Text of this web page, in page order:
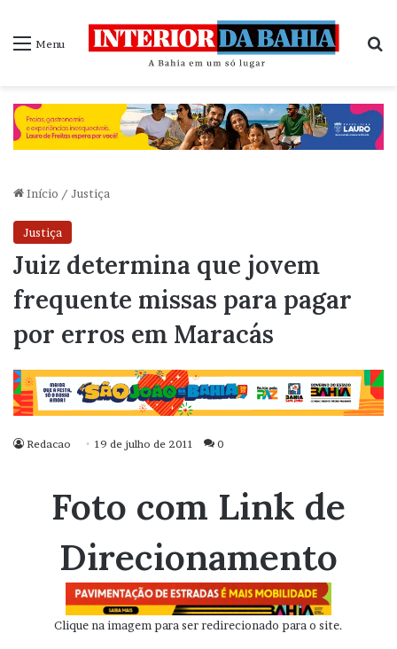
Menu
Início / Justiça
Justiça
Juiz determina que jovem
frequente missas para pagar
por erros em Maracás
Redacao 19 de julho de 2011 0
Foto com Link de
Direcionamento
Clique na imagem para ser redirecionado para o site.